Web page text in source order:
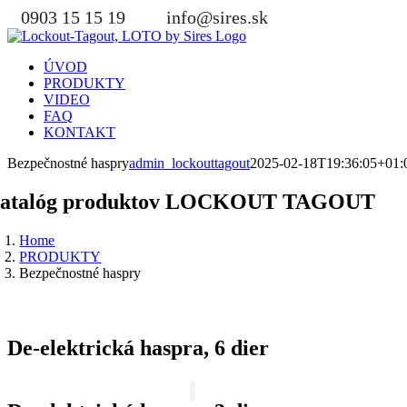
Skip
to
content
0903 15 15 19 info@sires.sk
ÚVOD
PRODUKTY
VIDEO
FAQ
KONTAKT
Bezpečnostné haspryadmin_lockouttagout2025-02-
produktov LOCKOUT TAGOUT
Home
PRODUKTY
Bezpečnostné haspry
De-elektrická haspra, 6 dier